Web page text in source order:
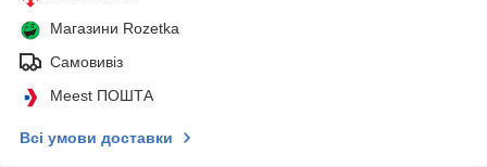
Магазини Rozetka
Самовивіз
Meest ПОШТА
Всі умови доставки